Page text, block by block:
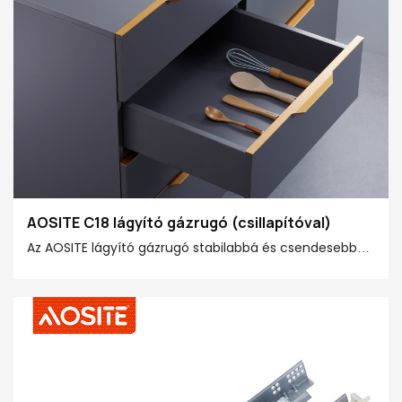
AOSITE C18 lágyító gázrugó (csillapítóval)
Az AOSITE lágyító gázrugó stabilabbá és csendesebbé
funkcióval rendelkezik, amely lehetővé teszi a zárási
sebesség és a pufferelés intenzitásának
testreszabását az egyéni igényeinek megfelelően.
Ezenkívül fejlett puffertechnológiát alkalmaz, hogy
hatékonyan lelassítsa az ajtó zárási sebességét,